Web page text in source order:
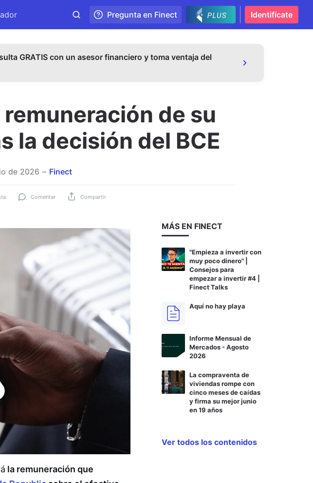
Pregunta en Finect Identifícate
GRATIS con un asesor financiero y toma ventaja del
de su
la decisión del BCE
de 2026 Finect
Comentar Compartir
la remuneración que
MÁS EN FINECT
"Empieza a invertir con
muy poco dinero" |
Consejos para
empezar a invertir #4 |
Finect Talks
Aquí no hay playa
Informe Mensual de
Mercados - Agosto
2026
La compraventa de
viviendas rompe con
cinco meses de caídas
y firma su mejor junio
en 19 años
Ver todos los contenidos